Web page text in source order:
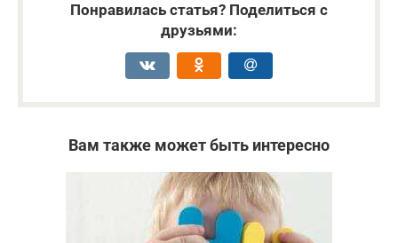
Понравилась статья? Поделиться с
друзьями:
Вам также может быть интересно